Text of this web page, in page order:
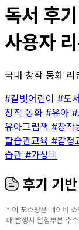
독서 후
사용자
국내 창작 동화 리
#길벗어린이 #도서
창작 동화 #유아 #
유아그림책 #창작
활습관교육 #감정
습관 #가성비
후기 기